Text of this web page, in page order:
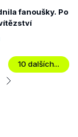
fanoušky. Po
10 dalších...